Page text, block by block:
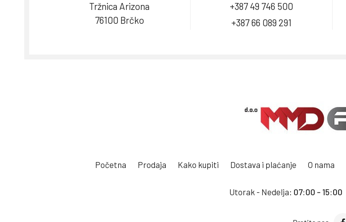
Tržnica Arizona
76100 Brčko
+387 49 746 500
+387 66 089 291
Početna Prodaja Kako kupiti Dostava i plaćanje O nama
Utorak - Nedelja: 07:00 - 15:00